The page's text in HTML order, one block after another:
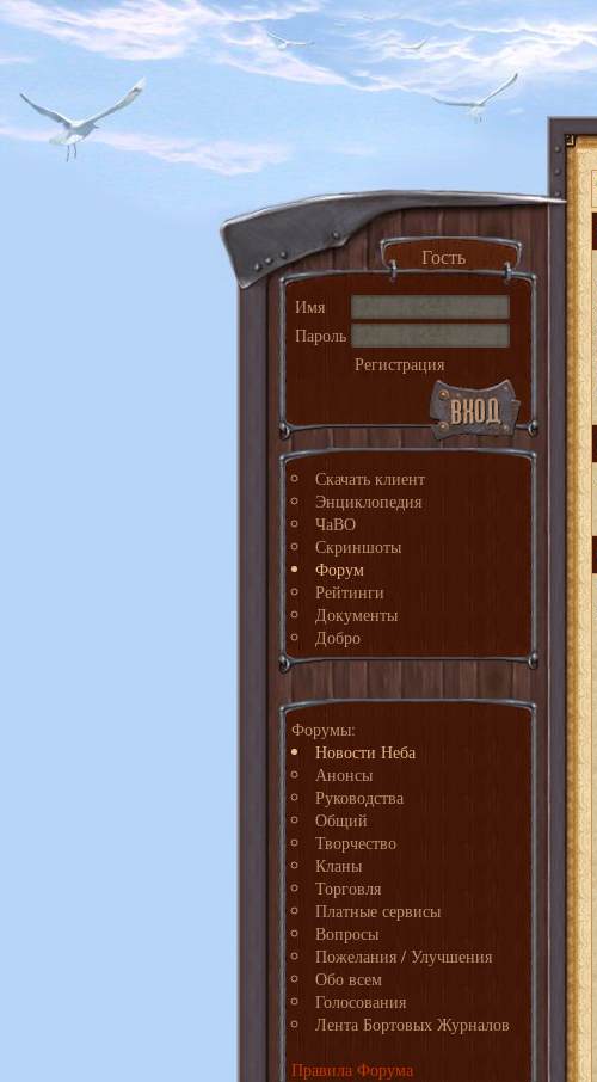
Гость
Имя
Пароль
Регистрация
Скачать клиент
Энциклопедия
ЧаВО
Скриншоты
Форум
Рейтинги
Документы
Добро
Форумы:
Новости Неба
Анонсы
Руководства
Общий
Творчество
Кланы
Торговля
Платные сервисы
Вопросы
Пожелания / Улучшения
Обо всем
Голосования
Лента Бортовых Журналов
Правила Форума